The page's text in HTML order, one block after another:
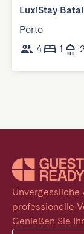
LuxiStay
Porto
4
1 2
Unvergessliche
professionelle
Genießen Sie